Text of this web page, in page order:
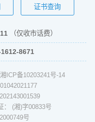
证书查询
（仅收市话费）
8671
湘ICP备10203241号-14
： (湘)字00833号
号